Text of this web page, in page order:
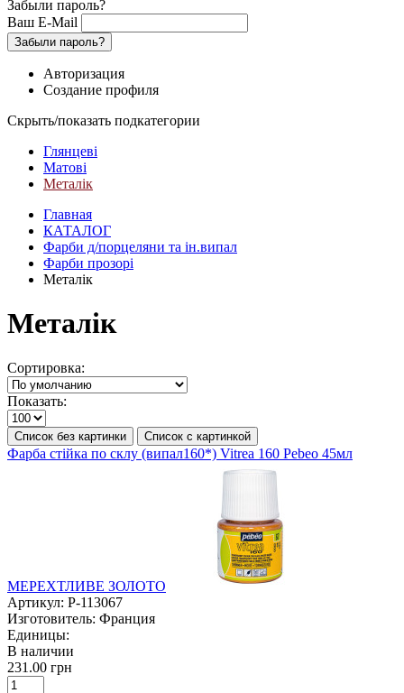
Забыли пароль?
Ваш E-Mail
Забыли пароль?
Авторизация
Создание профиля
Скрыть/показать подкатегории
Глянцеві
Матові
Металік
Главная
КАТАЛОГ
Фарби д/порцеляни та ін.випал
Фарби прозорі
Металік
Металік
Сортировка:
Показать:
Список без картинки Список с картинкой
Фарба стійка по склу (випал160*) Vitrea 160 Pebeo 45мл
МЕРЕХТЛИВЕ ЗОЛОТО
Артикул: P-113067
Изготовитель: Франция
Единицы:
В наличии
231.00 грн